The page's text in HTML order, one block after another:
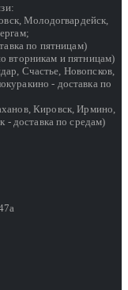
Молодогвардейск,
по пятницам)
вторникам и пятницам)
Счастье, Новопсков,
- доставка по
Кировск, Ирмино,
- доставка по средам)